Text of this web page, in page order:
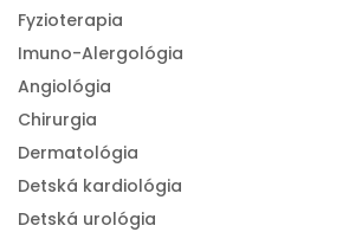
Fyzioterapia
Imuno-Alergológia
Angiológia
Chirurgia
Dermatológia
Detská kardiológia
Detská urológia